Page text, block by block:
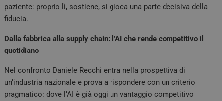
paziente: proprio lì, sostiene, si gioca una parte decisiva della
fiducia.
Dalla fabbrica alla supply chain: l’AI che rende competitivo il
quotidiano
Nel confronto Daniele Recchi entra nella prospettiva di
un’industria nazionale e prova a rispondere con un criterio
pragmatico: dove l’AI è già oggi un vantaggio competitivo